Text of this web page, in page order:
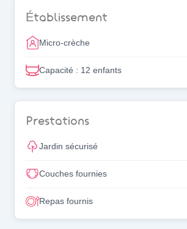
Établissement
Micro-crèche
Capacité : 12 enfants
Prestations
Jardin sécurisé
Couches fournies
Repas fournis